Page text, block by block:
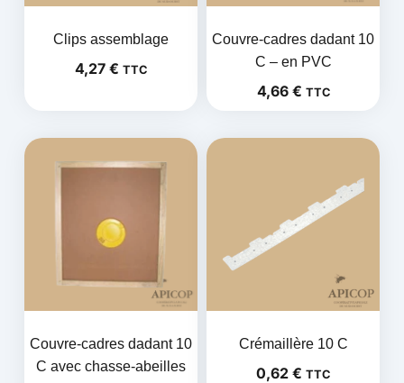
Clips assemblage
4,27 € TTC
Couvre-cadres dadant 10
C – en PVC
4,66 € TTC
Couvre-cadres dadant 10
C avec chasse-abeilles
Crémaillère 10 C
0,62 € TTC